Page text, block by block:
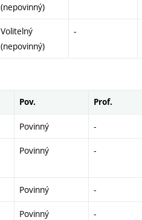
(nepovinný)
Volitelný
(nepovinný)
-
Pov. Prof.
Povinný -
Povinný -
Povinný -
Povinný -